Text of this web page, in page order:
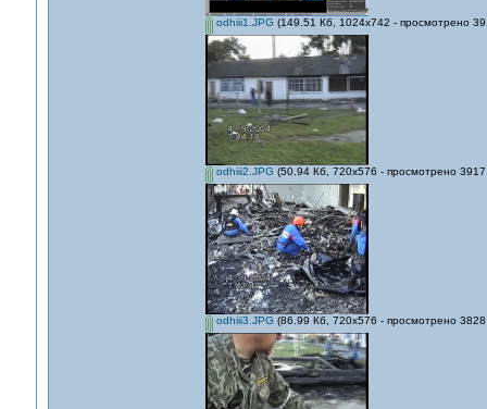
odhiii1.JPG (149.51 Кб, 1024x742 - просмотрено
odhiii2.JPG (50.94 Кб, 720x576 - просмотрено 3917
odhiii3.JPG (86.99 Кб, 720x576 - просмотрено 3828